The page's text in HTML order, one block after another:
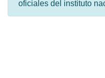
oficiales del instituto